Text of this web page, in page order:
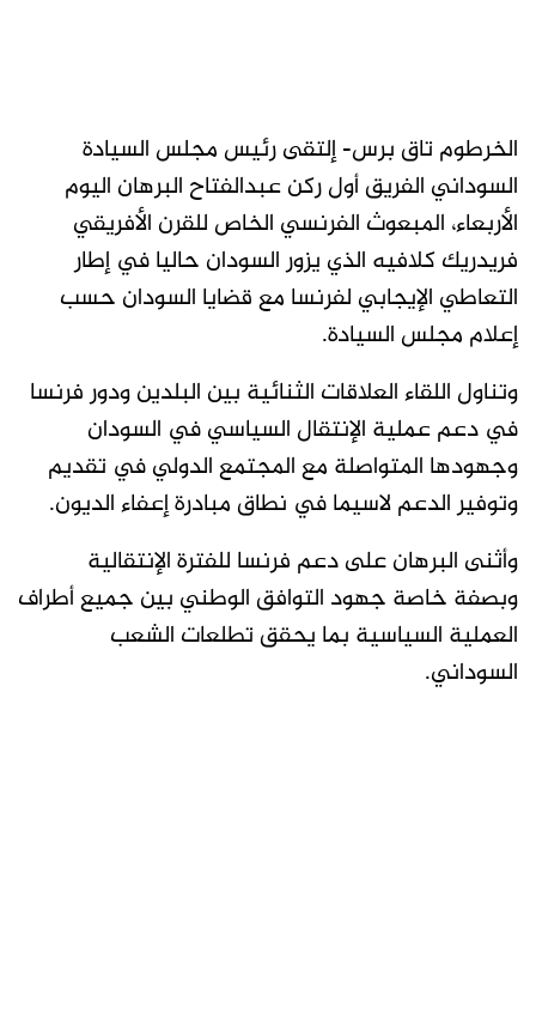
الخرطوم تاق برس- إلتقى رئيس مجلس السيادة
السوداني الفريق أول ركن عبدالفتاح البرهان اليوم
الأربعاء، المبعوث الفرنسي الخاص للقرن الأفريقي
فريدريك كلافيه الذي يزور السودان حاليا في إطار
التعاطي الإيجابي لفرنسا مع قضايا السودان حسب
إعلام مجلس السيادة.
وتناول اللقاء العلاقات الثنائية بين البلدين ودور فرنسا
في دعم عملية الإنتقال السياسي في السودان
وجهودها المتواصلة مع المجتمع الدولي في تقديم
وتوفير الدعم لاسيما في نطاق مبادرة إعفاء الديون.
وأثنى البرهان على دعم فرنسا للفترة الإنتقالية
وبصفة خاصة جهود التوافق الوطني بين جميع أطراف
العملية السياسية بما يحقق تطلعات الشعب
السوداني.